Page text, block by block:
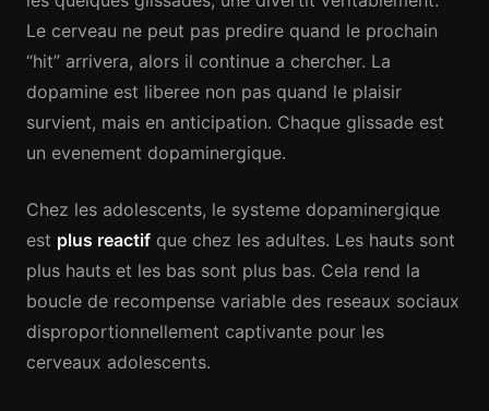
Le cerveau ne peut pas predire quand le prochain
“hit” arrivera, alors il continue a chercher. La
dopamine est liberee non pas quand le plaisir
survient, mais en anticipation. Chaque glissade est
un evenement dopaminergique.
Chez les adolescents, le systeme dopaminergique
est plus reactif que chez les adultes. Les hauts sont
plus hauts et les bas sont plus bas. Cela rend la
boucle de recompense variable des reseaux sociaux
disproportionnellement captivante pour les
cerveaux adolescents.